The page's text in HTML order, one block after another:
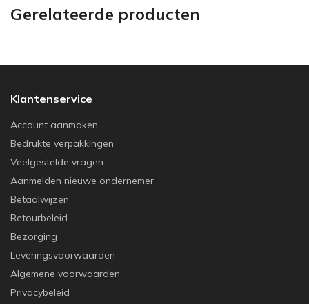
Gerelateerde producten
Klantenservice
Account aanmaken
Bedrukte verpakkingen
Veelgestelde vragen
Aanmelden nieuwe ondernemer
Betaalwijzen
Retourbeleid
Bezorging
Leveringsvoorwaarden
Algemene voorwaarden
Privacybeleid